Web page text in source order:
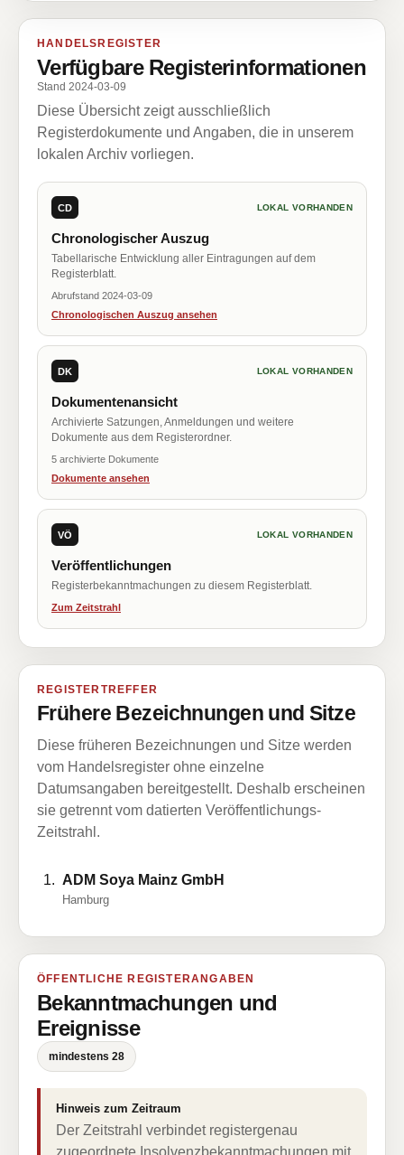
HANDELSREGISTER
Verfügbare Registerinformationen
Stand 2024-03-09
Diese Übersicht zeigt ausschließlich
Registerdokumente und Angaben, die in unserem
lokalen Archiv vorliegen.
CD LOKAL VORHANDEN
Chronologischer Auszug
Tabellarische Entwicklung aller Eintragungen auf dem
Registerblatt.
Abrufstand 2024-03-09
Chronologischen Auszug ansehen
DK LOKAL VORHANDEN
Dokumentenansicht
Archivierte Satzungen, Anmeldungen und weitere
Dokumente aus dem Registerordner.
5 archivierte Dokumente
Dokumente ansehen
VÖ LOKAL VORHANDEN
Veröffentlichungen
Registerbekanntmachungen zu diesem Registerblatt.
Zum Zeitstrahl
REGISTERTREFFER
Frühere Bezeichnungen und Sitze
Diese früheren Bezeichnungen und Sitze werden
vom Handelsregister ohne einzelne
Datumsangaben bereitgestellt. Deshalb erscheinen
sie getrennt vom datierten Veröffentlichungs-
Zeitstrahl.
ADM Soya Mainz GmbH
Hamburg
ÖFFENTLICHE REGISTERANGABEN
Bekanntmachungen und
Ereignisse
mindestens 28
Hinweis zum Zeitraum
Der Zeitstrahl verbindet registergenau
zugeordnete Insolvenzbekanntmachungen mit